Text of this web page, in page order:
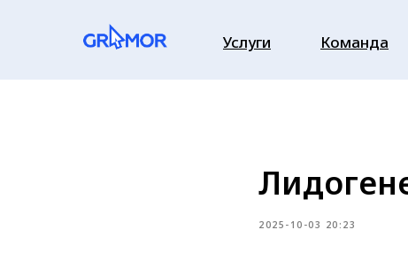
Услуги Команда
2025-10-03 20:23